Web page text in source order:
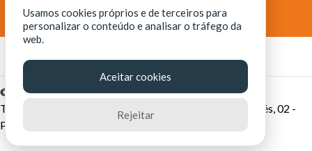
© Fortaleza Digital || CITINOVA - Fundação de Ciência,
Tecnologia e Inovação de Fortaleza - Rua dos Tremembés, 02 -
Praia de Iracema - Fortaleza-CE
Usamos cookies próprios e de terceiros para
personalizar o conteúdo e analisar o tráfego da
web.
Aceitar cookies
Rejeitar